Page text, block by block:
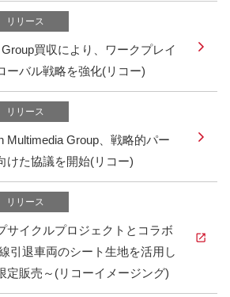
リリース
買収により、ワークプレイ
ーバル戦略を強化(リコー)
リリース
Multimedia Group、戦略的パー
けた協議を開始(リコー)
リリース
サイクルプロジェクトとコラボ
引退車両のシート生地を活用し
定販売～(リコーイメージング)